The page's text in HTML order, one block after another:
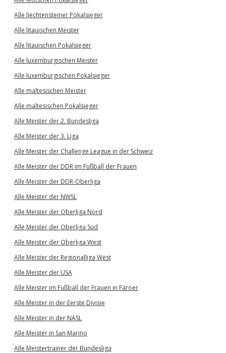
Alle liechtensteiner Pokalsieger
Alle litauischen Meister
Alle litauischen Pokalsieger
Alle luxemburgischen Meister
Alle luxemburgischen Pokalsieger
Alle maltesischen Meister
Alle maltesischen Pokalsieger
Alle Meister der 2. Bundesliga
Alle Meister der 3. Liga
Alle Meister der Challenge League in der Schweiz
Alle Meister der DDR im Fußball der Frauen
Alle Meister der DDR-Oberliga
Alle Meister der NWSL
Alle Meister der Oberliga Nord
Alle Meister der Oberliga Süd
Alle Meister der Oberliga West
Alle Meister der Regionalliga West
Alle Meister der USA
Alle Meister im Fußball der Frauen in Färöer
Alle Meister in der Eerste Divisie
Alle Meister in der NASL
Alle Meister in San Marino
Alle Meistertrainer der Bundesliga